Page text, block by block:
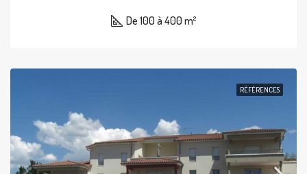
De 100 à 400 m²
RÉFÉRENCES